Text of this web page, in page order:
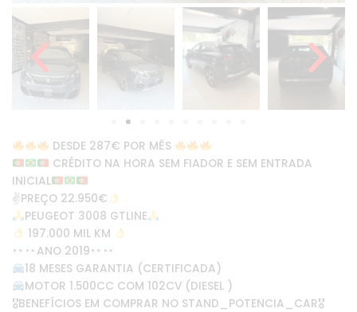
DESDE 287€ POR MÊS
CRÉDITO NA HORA SEM FIADOR E SEM ENTRADA
INICIAL
✌PREÇO 22.950€
PEUGEOT 3008 GTLINE
197.000 MIL KM
ANO 2019
18 MESES GARANTIA (CERTIFICADA)
MOTOR 1.500CC COM 102CV (DIESEL )
🎖BENEFÍCIOS EM COMPRAR NO STAND_POTENCIA_CAR🎖